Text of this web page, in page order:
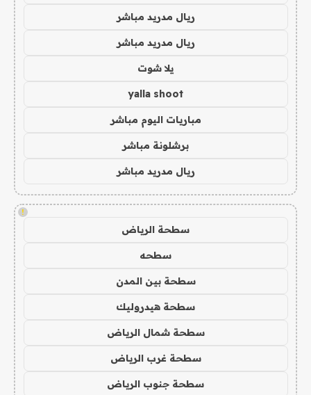
ريال مدريد مباشر
ريال مدريد مباشر
يلا شوت
yalla shoot
مباريات اليوم مباشر
برشلونة مباشر
ريال مدريد مباشر
!
سطحة الرياض
سطحه
سطحة بين المدن
سطحة هيدروليك
سطحة شمال الرياض
سطحة غرب الرياض
سطحة جنوب الرياض